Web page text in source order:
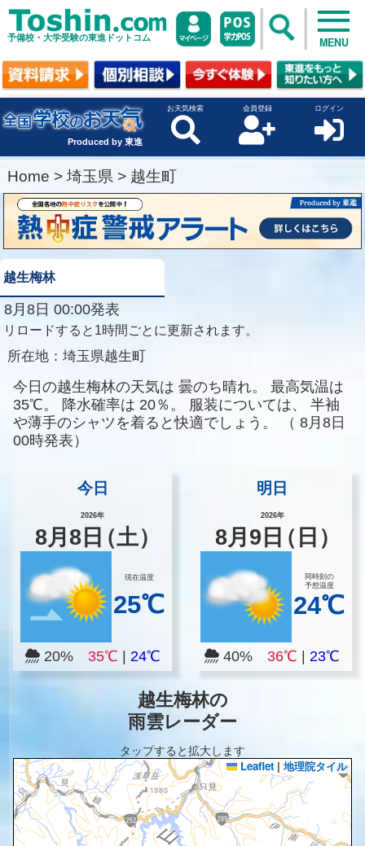
予備校・大学受験の東進ドットコム MENU
Produced by 東進
お天気検索 会員登録 ログイン
Home > 埼玉県 > 越生町
越生梅林
8月8日 00:00発表
リロードすると1時間ごとに更新されます。
所在地： 埼玉県越生町
今日の越生梅林の天気は 曇のち晴れ。
最高気温は
35℃。
降水確率は 20％。 服装については、
半袖
や薄手のシャツを着ると快適でしょう。
（ 8月8日
00時発表）
今日
2026年
8月8 日（土）
現在温度
25℃
20% 35℃ 24℃
明日
2026年
8月 9 日（日）
同時刻の
予想温度
24℃
40%36℃ |23℃
越生梅林の
雨雲レーダー
タップすると拡大します
Leaflet | 地理院タイル